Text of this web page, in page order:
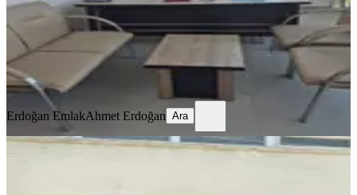
14.000 ₺
Erdoğan Emlak Ahmet Erdoğan
Ara
Erdoğan EmlakAhmet Erdoğan Ara
YENİ
Şehrin Merkezi Göçer İşhanı'nda